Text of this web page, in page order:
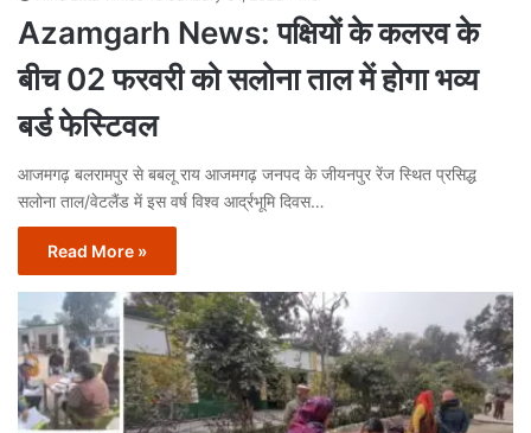
Azamgarh News: पक्षियों के कलरव के
बीच 02 फरवरी को सलोना ताल में होगा भव्य
बर्ड फेस्टिवल
आजमगढ़ बलरामपुर से बबलू राय आजमगढ़ जनपद के जीयनपुर रेंज स्थित प्रसिद्ध
सलोना ताल/वेटलैंड में इस वर्ष विश्व आर्द्रभूमि दिवस…
Read More »